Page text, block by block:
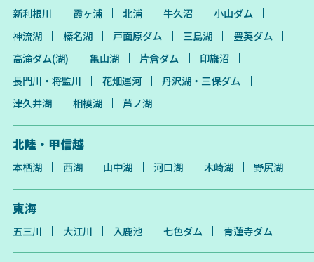
新利根川 霞ヶ浦 北浦 牛久沼
小山ダム
神流湖
榛名湖 戸面原ダム 三島湖
豊英ダム
高滝ダム(湖)
亀山湖 片倉ダム
印旛沼
長門川・将監川
花畑運河
丹沢湖・三保ダム
津久井湖
相模湖 芦ノ湖
北陸・甲信越
本栖湖 西湖 山中湖 河口湖 木崎湖 野尻湖
東海
五三川 大江川 入鹿池 七色ダム 青蓮寺ダム